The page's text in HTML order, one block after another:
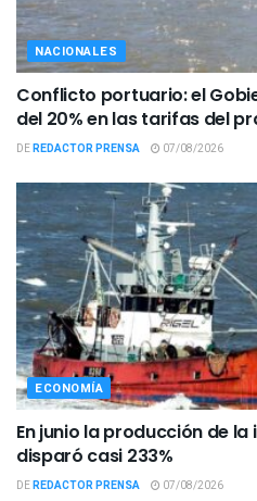
NACIONALES
Conflicto portuario: el
del 20% en las tarifas del
DEREDACTOR PRENSA 07/08/2026
ECONOMÍA
En junio la producción de
disparó casi 233%
DEREDACTOR PRENSA 07/08/2026